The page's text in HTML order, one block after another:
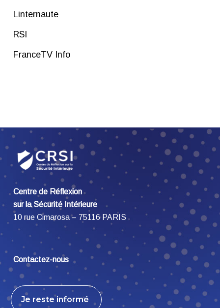
Linternaute
RSI
FranceTV Info
Centre de Réflexion
sur la Sécurité Intérieure
10 rue Cimarosa – 75116 PARIS
Contactez-nous
Je reste informé